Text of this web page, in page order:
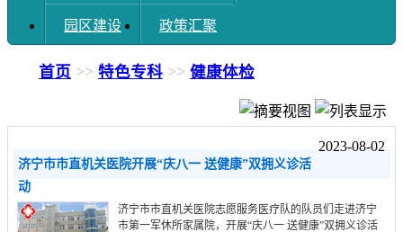
园区建设 政策汇聚
首页 >> 特色专科 >> 健康体检
2023-08-02
济宁市市直机关医院开展“庆八一 送健康”双拥义诊活
动
济宁市市直机关医院志愿服务医疗队的队员们走进济宁
市第一军休所家属院，开展“庆八一 送健康”双拥义诊活